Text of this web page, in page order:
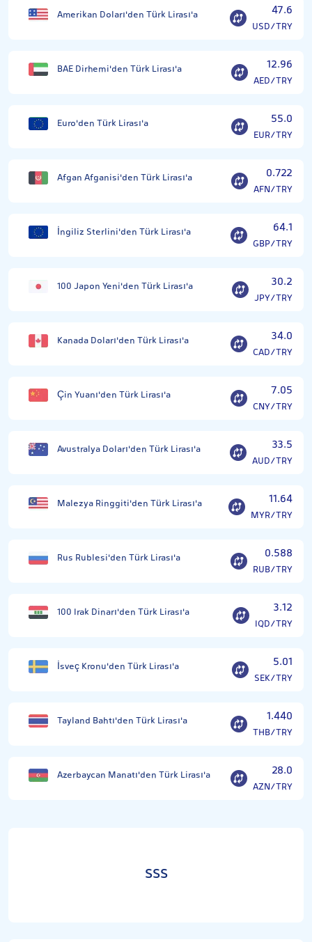
Amerikan Doları'den Türk Lirası'a 47.6
USD/TRY
BAE Dirhemi'den Türk Lirası'a 12.96
AED/TRY
Euro'den Türk Lirası'a 55.0
EUR/TRY
Afgan Afganisi'den Türk Lirası'a 0.722
AFN/TRY
İngiliz Sterlini'den Türk Lirası'a 64.1
GBP/TRY
100 Japon Yeni'den Türk Lirası'a 30.2
JPY/TRY
Kanada Doları'den Türk Lirası'a 34.0
CAD/TRY
Çin Yuanı'den Türk Lirası'a 7.05
CNY/TRY
Avustralya Doları'den Türk Lirası'a 33.5
AUD/TRY
Malezya Ringgiti'den Türk Lirası'a 11.64
MYR/TRY
Rus Rublesi'den Türk Lirası'a 0.588
RUB/TRY
100 Irak Dinarı'den Türk Lirası'a 3.12
IQD/TRY
İsveç Kronu'den Türk Lirası'a 5.01
SEK/TRY
Tayland Bahtı'den Türk Lirası'a 1.440
THB/TRY
Azerbaycan Manatı'den Türk Lirası'a 28.0
AZN/TRY
SSS